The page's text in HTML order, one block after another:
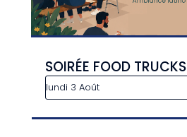
SOIRÉE FOOD TRUCKS
lundi 3 Août